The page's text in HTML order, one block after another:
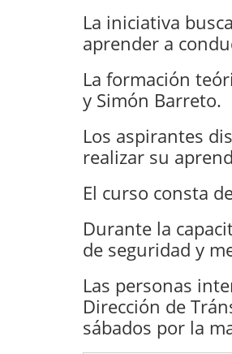
La iniciativa
aprender a
La formación
y Simón Barreto.
Los aspirantes
realizar su
El curso consta
Durante la
de seguridad y
Las personas
Dirección de
sábados por la